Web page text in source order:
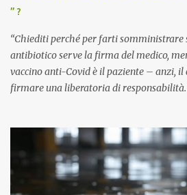
” ?
“Chiediti perché per farti somministrare
antibiotico serve la firma del medico,
vaccino anti-Covid è il paziente – anzi,
firmare una liberatoria di responsabilità.
pandemia. Un interrogativo che
ancora il coraggio di pensare con la
anti-Covid, un pro-farmaco, con
sviluppato in tempi record, con